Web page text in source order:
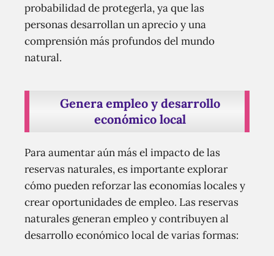
probabilidad de protegerla, ya que las
personas desarrollan un aprecio y una
comprensión más profundos del mundo
natural.
Genera empleo y desarrollo
económico local
Para aumentar aún más el impacto de las
reservas naturales, es importante explorar
cómo pueden reforzar las economías locales y
crear oportunidades de empleo. Las reservas
naturales generan empleo y contribuyen al
desarrollo económico local de varias formas: